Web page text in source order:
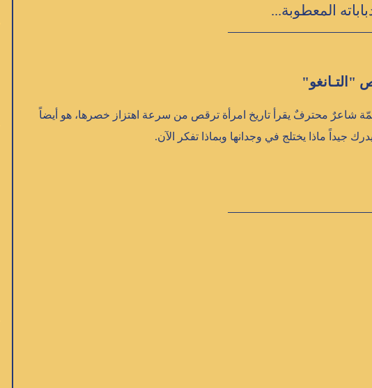
المعطوبة...
"التـانغو"
شاعرٌ محترفٌ يقرأ تاريخ امرأة ترقص من سرعة اهتزاز خصرها، هو أيضاً
جيداً ماذا يختلج في وجدانها وبماذا تفكر الآن.